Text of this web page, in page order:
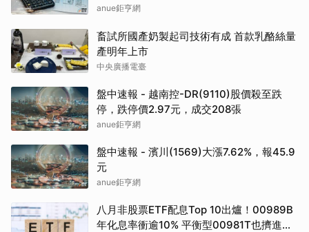
anue鉅亨網
畜試所國產奶製起司技術有成 首款乳酪絲量
產明年上市
中央廣播電臺
盤中速報 - 越南控-DR(9110)股價殺至跌
停，跌停價2.97元，成交208張
anue鉅亨網
盤中速報 - 濱川(1569)大漲7.62%，報45.9
元
anue鉅亨網
八月非股票ETF配息Top 10出爐！00989B
年化息率衝逾10% 平衡型00981T也擠進前